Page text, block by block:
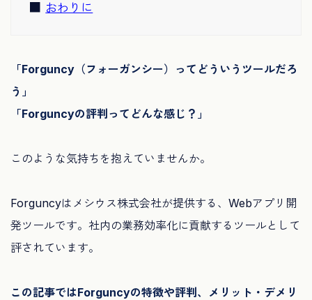
おわりに
「Forguncy（フォーガンシー）ってどういうツールだろ
う」
「Forguncyの評判ってどんな感じ？」
このような気持ちを抱えていませんか。
Forguncyはメシウス株式会社が提供する、Webアプリ開
発ツールです。社内の業務効率化に貢献するツールとして
評されています。
この記事ではForguncyの特徴や評判、メリット・デメリ